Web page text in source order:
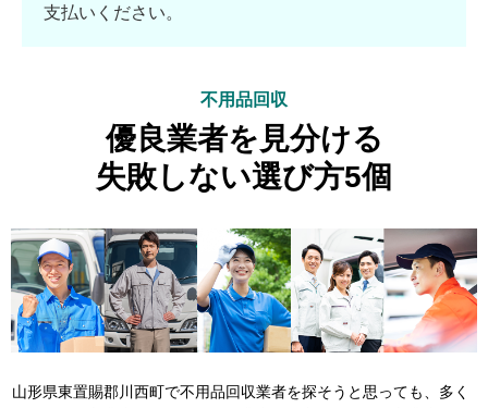
支払いください。
不用品回収
優良業者を見分ける
失敗しない選び方5個
山形県東置賜郡川西町で不用品回収業者を探そうと思っても、多く